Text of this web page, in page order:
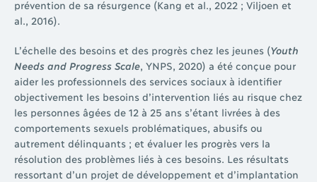
prévention de sa résurgence (Kang et al., 2022 ; Viljoen et
al., 2016).
L’échelle des besoins et des progrès chez les jeunes (Youth
Needs and Progress Scale , YNPS, 2020) a été conçue pour
aider les professionnels des services sociaux à identifier
objectivement les besoins d’intervention liés au risque chez
les personnes âgées de 12 à 25 ans s’étant livrées à des
comportements sexuels problématiques, abusifs ou
autrement délinquants ; et évaluer les progrès vers la
résolution des problèmes liés à ces besoins. Les résultats
ressortant d’un projet de développement et d’implantation